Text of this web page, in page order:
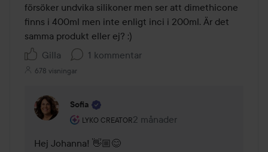
försöker undvika silikoner men ser att dimethicone
finns i 400ml men inte enligt inci i 200ml. Är det
samma produkt eller ej? :)
Gilla
1 kommentar
678 visningar
Sofia
LYKO CREATOR
Användarens roll: Lyko Creator.
2 månader
Kommentaren lades 2 månader
Hej Johanna! 👋🏼😊